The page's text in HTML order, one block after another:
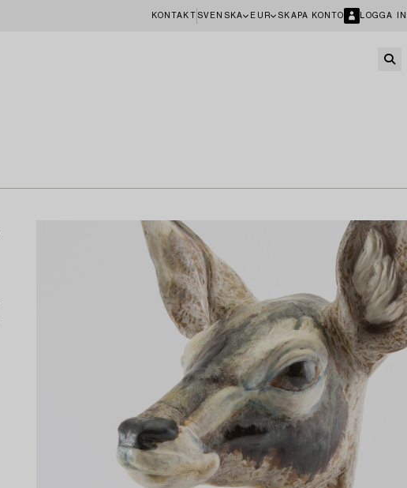
KONTAKT SVENSKA EUR SKAPA KONTO LOGGA IN